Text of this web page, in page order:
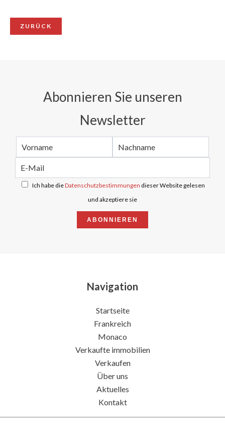
ZURÜCK
Abonnieren Sie unseren
Newsletter
Ich habe dieDatenschutzbestimmungen dieser Website gelesen
und akzeptiere sie
ABONNIEREN
Navigation
Startseite
Frankreich
Monaco
Verkaufte immobilien
Verkaufen
Über uns
Aktuelles
Kontakt